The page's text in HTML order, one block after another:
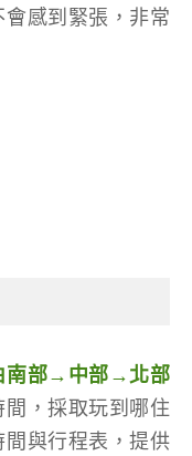
會感到緊張，非常
南部→中部→北部
間，採取玩到哪住
與行程表，提供